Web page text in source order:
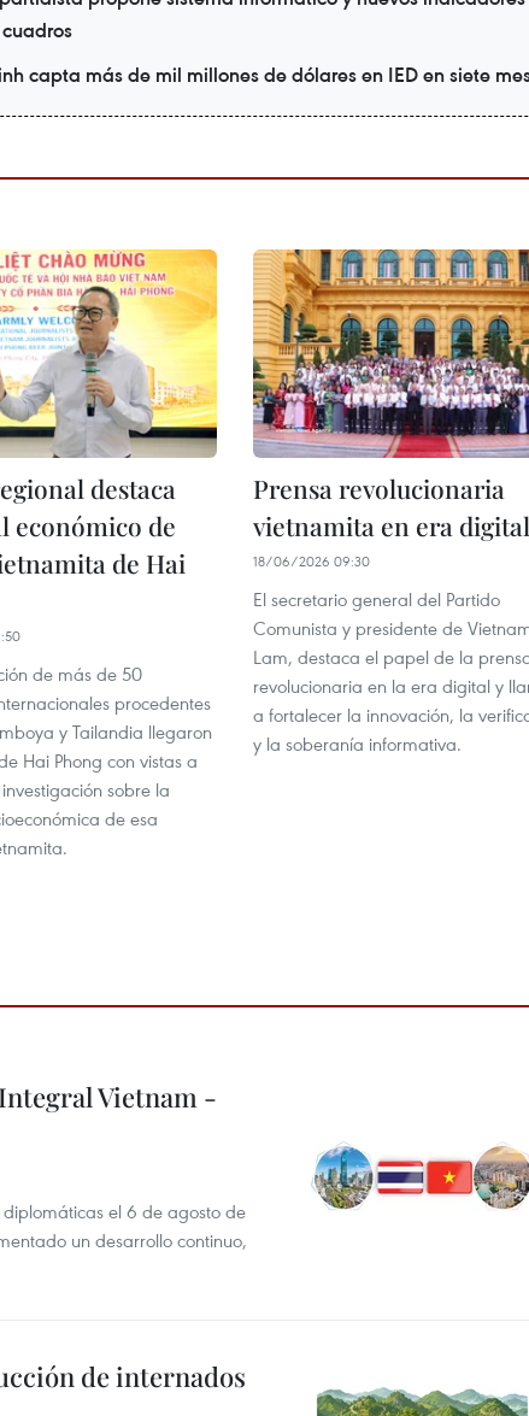
capta más de mil millones de dólares en IED en siete
destaca
económico de
de Hai
de más de 50
procedentes
y Tailandia llegaron
Hai Phong con vistas a
sobre la
de esa
Prensa revolucionaria
vietnamita en era digital
18/06/2026 09:30
El secretario general del Partido
Comunista y presidente de
Lam, destaca el papel de la
revolucionaria en la era digital y
a fortalecer la innovación, la
y la soberanía informativa.
Vietnam -
el 6 de agosto de
un desarrollo continuo,
de internados